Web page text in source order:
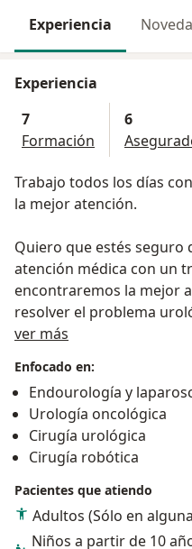
Experiencia
Experiencia
7
Formación
6
Trabajo todos los días
la mejor atención.
Quiero que estés
atención médica con un
encontraremos la mejor
resolver el problema
completa y actualizada
el Hospital Central Militar
de gran prestigio en el
experiencia quirúrgica, lo
perfeccionamiento y
invasión para el
disfunciones urológicas, así como de enfermedades
oncológicas.
ver más
Enfocado en:
Endourología y
Urología oncológica
Cirugía urológica
Cirugía robótica
Pacientes que atiendo
Adultos (Sólo en
Niños a partir de 10